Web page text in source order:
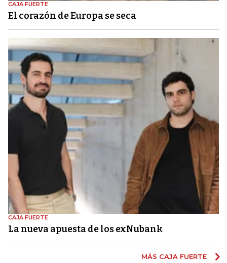
CAJA FUERTE
El corazón de Europa se seca
CAJA FUERTE
La nueva apuesta de los exNubank
MÁS CAJA FUERTE